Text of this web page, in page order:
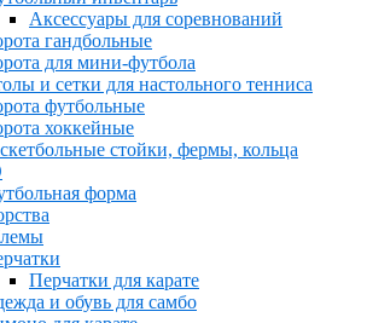
Аксессуары для соревнований
гандбольные
для мини-футбола
и сетки для настольного тенниса
футбольные
хоккейные
стойки, фермы, кольца
форма
Перчатки для карате
и обувь для самбо